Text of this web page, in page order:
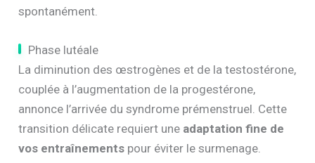
spontanément.
Phase lutéale
La diminution des œstrogènes et de la testostérone,
couplée à l’augmentation de la progestérone,
annonce l’arrivée du syndrome prémenstruel. Cette
transition délicate requiert une adaptation fine de
vos entraînements pour éviter le surmenage.